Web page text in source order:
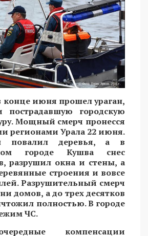
конце июня прошел ураган,
пострадавшую городскую
Мощный смерч пронесся
регионами Урала 22 июня.
повалил деревья, а в
городе Кушва снес
разрушил окна и стены, а
строения и вовсе
Разрушительный смерч
домов, а до трех десятков
полностью. В городе
ЧС.
компенсации